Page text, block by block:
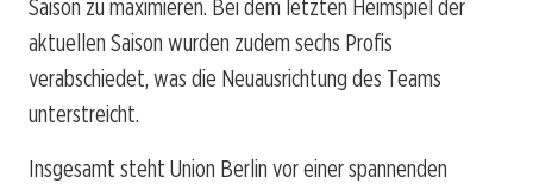
Saison zu maximieren. Bei dem letzten Heimspiel der
aktuellen Saison wurden zudem sechs Profis
verabschiedet, was die Neuausrichtung des Teams
unterstreicht.
Insgesamt steht Union Berlin vor einer spannenden